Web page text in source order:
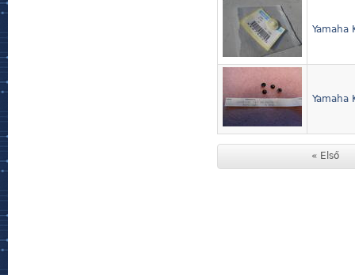
Yamaha
Yamaha
« Első